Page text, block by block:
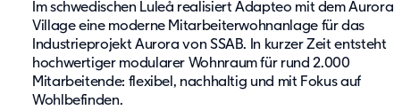
Im schwedischen Luleå realisiert Adapteo mit dem Aurora
Village eine moderne Mitarbeiterwohnanlage für das
Industrieprojekt Aurora von SSAB. In kurzer Zeit entsteht
hochwertiger modularer Wohnraum für rund 2.000
Mitarbeitende: flexibel, nachhaltig und mit Fokus auf
Wohlbefinden.